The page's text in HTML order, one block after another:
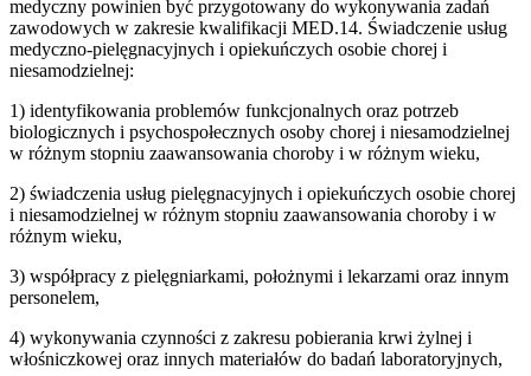
medyczny powinien być przygotowany do wykonywania zadań
zawodowych w zakresie kwalifikacji MED.14. Świadczenie usług
medyczno-pielęgnacyjnych i opiekuńczych osobie chorej i
niesamodzielnej:
1) identyfikowania problemów funkcjonalnych oraz potrzeb
biologicznych i psychospołecznych osoby chorej i niesamodzielnej
w różnym stopniu zaawansowania choroby i w różnym wieku,
2) świadczenia usług pielęgnacyjnych i opiekuńczych osobie chorej
i niesamodzielnej w różnym stopniu zaawansowania choroby i w
różnym wieku,
3) współpracy z pielęgniarkami, położnymi i lekarzami oraz innym
personelem,
4) wykonywania czynności z zakresu pobierania krwi żylnej i
włośniczkowej oraz innych materiałów do badań laboratoryjnych,